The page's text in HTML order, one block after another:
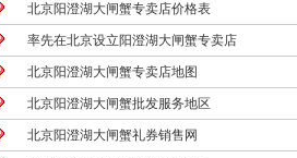
北京阳澄湖大闸蟹专卖店价格表
率先在北京设立阳澄湖大闸蟹专卖店
北京阳澄湖大闸蟹专卖店地图
北京阳澄湖大闸蟹批发服务地区
北京阳澄湖大闸蟹礼券销售网